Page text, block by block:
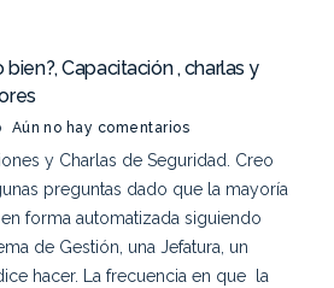
Capacitación , charlas y
Aún no hay comentarios
y Charlas de Seguridad. Creo
preguntas dado que la mayoría
forma automatizada siguiendo
de Gestión, una Jefatura, un
hacer. La frecuencia en que la